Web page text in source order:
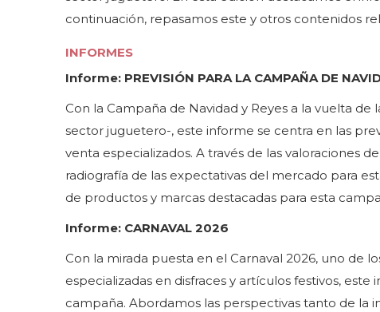
continuación, repasamos este y otros contenidos
INFORMES
Informe: PREVISIÓN PARA LA CAMPAÑA DE
Con la Campaña de Navidad y Reyes a la vuelta
sector juguetero-, este informe se centra en las
venta especializados. A través de las valoraciones
radiografía de las expectativas del mercado para
de productos y marcas destacadas para esta
Informe: CARNAVAL 2026
Con la mirada puesta en el Carnaval 2026, uno de
especializadas en disfraces y artículos festivos,
campaña. Abordamos las perspectivas tanto de la